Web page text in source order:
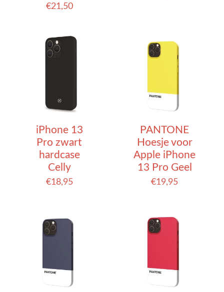
€21,50
iPhone 13
Pro zwart
hardcase
Celly
€18,95
PANTONE
Hoesje voor
Apple iPhone
13 Pro Geel
€19,95